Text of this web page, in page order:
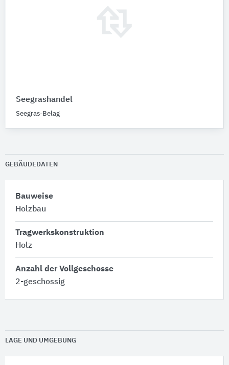
Seegrashandel
Seegras-Belag
GEBÄUDEDATEN
Bauweise
Holzbau
Tragwerkskonstruktion
Holz
Anzahl der Vollgeschosse
2-geschossig
LAGE UND UMGEBUNG